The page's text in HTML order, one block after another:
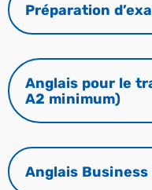
Préparation
Anglais pour le
A2 minimum)
Anglais